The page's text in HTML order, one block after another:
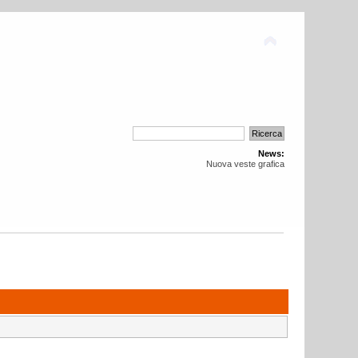
News:
Nuova veste grafica